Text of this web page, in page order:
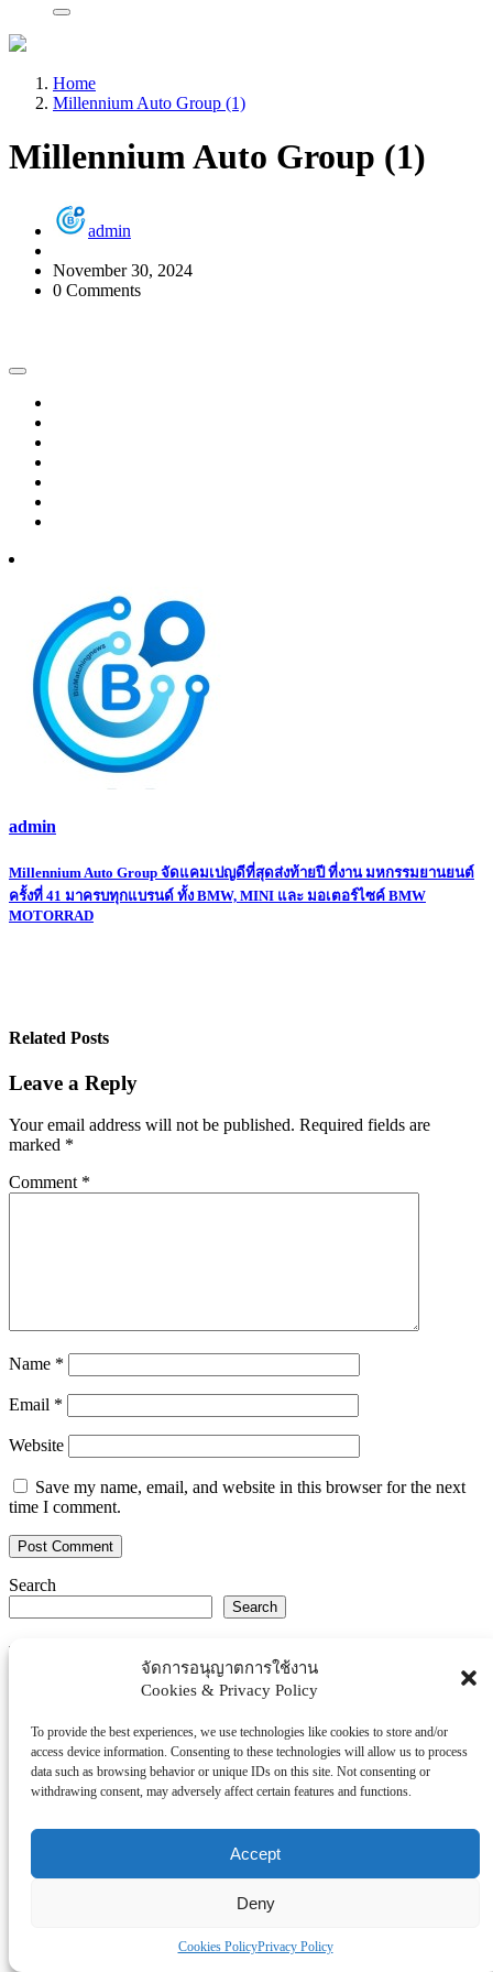
จัดการอนุญาตการใช้งาน
Cookies & Privacy Policy
To provide the best experiences, we use technologies like cookies to store and/or
access device information. Consenting to these technologies will allow us to process
data such as browsing behavior or unique IDs on this site. Not consenting or
withdrawing consent, may adversely affect certain features and functions.
Accept
Deny
Cookies PolicyPrivacy Policy
Home
Millennium Auto Group (1)
Millennium Auto Group (1)
admin
November 30, 2024
0 Comments
admin
Post
navigation
Millennium Auto Group จัดแคมเปญดีที่สุดส่งท้ายปี ที่งาน มหกรรมยานยนต์
ครั้งที่ 41 มาครบทุกแบรนด์ ทั้ง BMW, MINI และ มอเตอร์ไซค์ BMW
MOTORRAD
Related Posts
Leave a Reply
Your email address will not be published. Required fields are
marked *
Comment *
Name *
Email *
Website
Save my name, email, and website in this browser for the next
time I comment.
Search
Search
Explore Topics
Thaiworldtoday
การศึกษา
ธุรกิจ/ประกัน/การเงิน
บันเทิง/กีฬา
อสังหา
โรงพยบาล/สุขภาพ/ความงาม